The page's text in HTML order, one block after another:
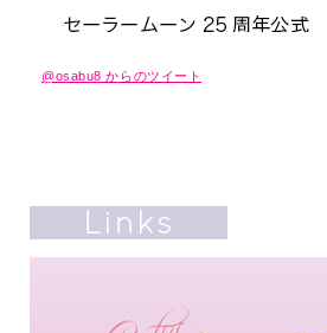
@osabu8 からのツイート